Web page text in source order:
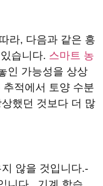
라, 다음과 같은 흥
습니다. 스마트 농
인 가능성을 상상
적에서 토양 수분
했던 것보다 더 많
않을 것입니다.-